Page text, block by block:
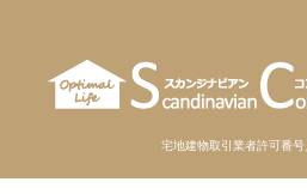
宅地建物取引業者許可番